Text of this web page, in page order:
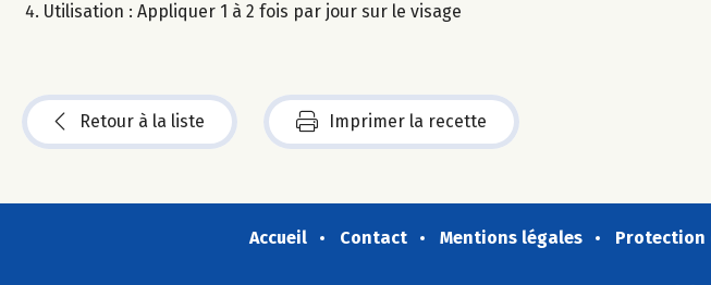
Utilisation : Appliquer 1 à 2 fois par jour sur le visage
Retour à la liste Imprimer la recette
Accueil Contact Mentions légales Protection